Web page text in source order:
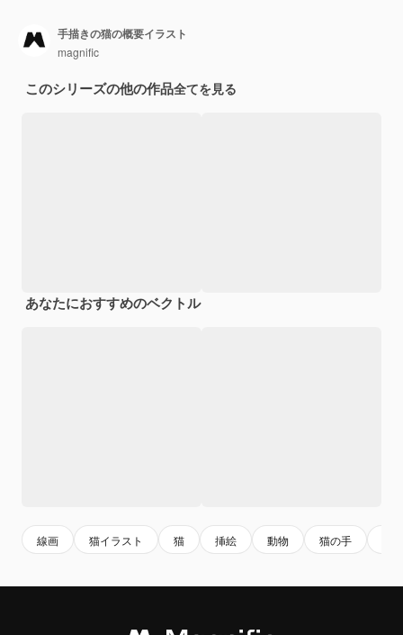
手描きの猫の概要イラスト
magnific
このシリーズの他の作品全てを見る
あなたにおすすめのベクトル
線画 猫イラスト 猫 挿絵 動物 猫の手